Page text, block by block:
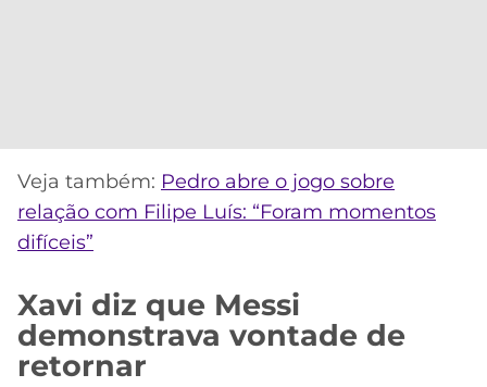
Veja também: Pedro abre o jogo sobre
relação com Filipe Luís: “Foram momentos
difíceis”
Xavi diz que Messi
demonstrava vontade de
retornar